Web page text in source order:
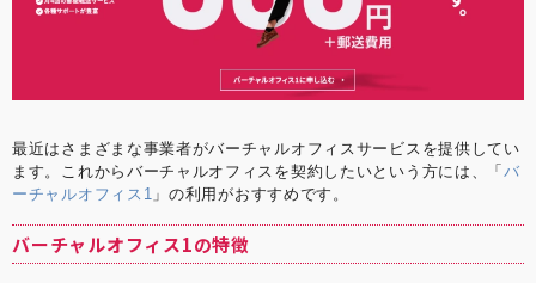
最近はさまざまな事業者がバーチャルオフィスサービスを提供してい
ます。これからバーチャルオフィスを契約したいという方には、「 バ
ーチャルオフィス1 」の利用がおすすめです。
バーチャルオフィス1の特徴